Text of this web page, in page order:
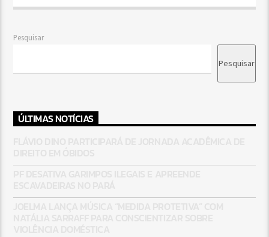
Pesquisar
Pesquisar
ÚLTIMAS NOTÍCIAS